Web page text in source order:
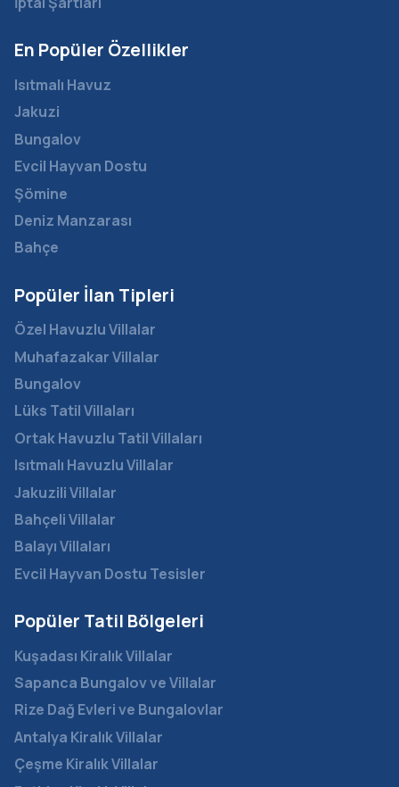
Popüler Tatil Bölgeleri
Kuşadası Kiralık Villalar
Sapanca Bungalov ve Villalar
Rize Dağ Evleri ve Bungalovlar
Antalya Kiralık Villalar
Çeşme Kiralık Villalar
Popüler İlan Tipleri
Özel Havuzlu Villalar
Muhafazakar Villalar
Bungalov
Lüks Tatil Villaları
Ortak Havuzlu Tatil Villaları
Isıtmalı Havuzlu Villalar
Jakuzili Villalar
Bahçeli Villalar
Balayı Villaları
Evcil Hayvan Dostu Tesisler
En Popüler Özellikler
Isıtmalı Havuz
Jakuzi
Bungalov
Evcil Hayvan Dostu
Şömine
Deniz Manzarası
Bahçe